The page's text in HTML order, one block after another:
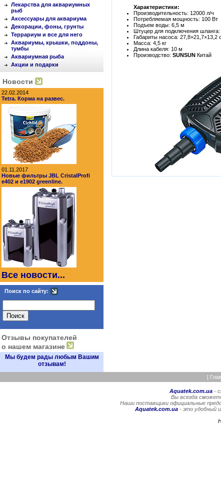
Лекарства для аквариумных
рыб
Аксессуары для аквариума
Декорации, фоны, грунты
Террариум и все для него
Аквариумы, крышки, поддоны,
тумбы
Аквариумная рыба
Акции и подарки
Новости
22.02.2014
Tetra. Корма на развес.
01.11.2017
Новые фильтры JBL CristalProfi
e402 и e1902 greenline.
Все новости...
Поиск по сайту:
Отзывы покупателей
о нашем магазине
Мы будем рады любым Вашим
отзывам!
Характеристики:
Производительность: 12000 л/ч
Потребляемая мощность: 100 Вт
Подъем воды: 6,5 м
Штуцер для подключения
Габариты насоса: 27,8×21,7×13,2
Масса: 4,5 кг
Длина кабеля: 10 м
Производство: SUNSUN Китай
[
Aquatek.com.ua-
Вы всегда
Наши поставщики официальные
Aquatek.com.ua - это удобный